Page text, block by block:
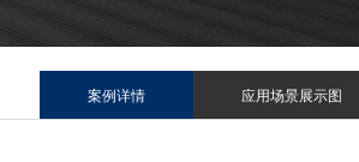
案例详情 应用场景展示图